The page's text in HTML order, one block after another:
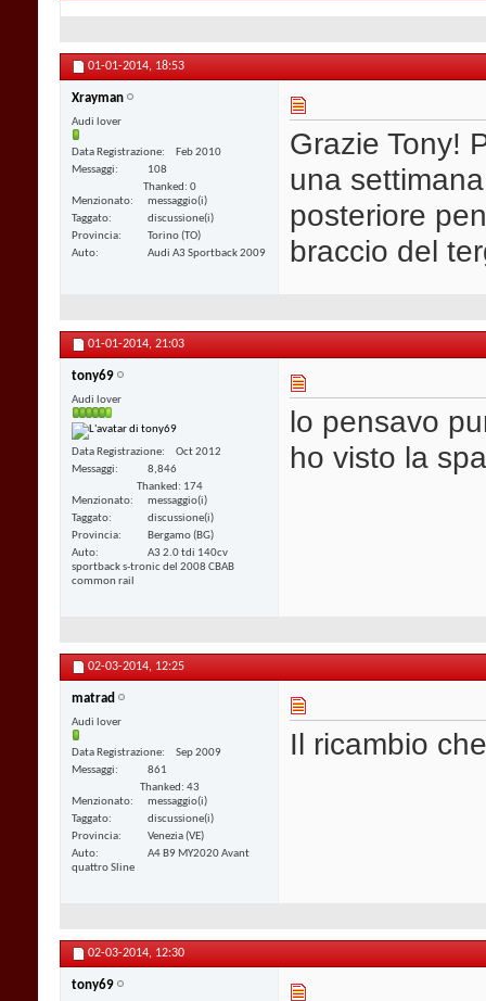
01-01-2014, 18:53
Xrayman
Audi lover
Data Registrazione
Feb 2010
Messaggi
108
Thanked: 0
Menzionato
messaggio(i)
Taggato
discussione(i)
Provincia
Torino (TO)
Auto
Audi A3 Sportback 2009
Grazie Tony!
una
posteriore
braccio del
01-01-2014, 21:03
tony69
Audi lover
Data Registrazione
Oct 2012
Messaggi
8,846
Thanked: 174
Menzionato
messaggio(i)
Taggato
discussione(i)
Provincia
Bergamo (BG)
Auto
A3 2.0 tdi 140cv
sportback s-tronic del 2008 CBAB
common rail
lo pensavo
ho visto la
02-03-2014, 12:25
matrad
Audi lover
Data Registrazione
Sep 2009
Messaggi
861
Thanked: 43
Menzionato
messaggio(i)
Taggato
discussione(i)
Provincia
Venezia (VE)
Auto
A4 B9 MY2020 Avant
quattro Sline
Il ricambio
02-03-2014, 12:30
tony69